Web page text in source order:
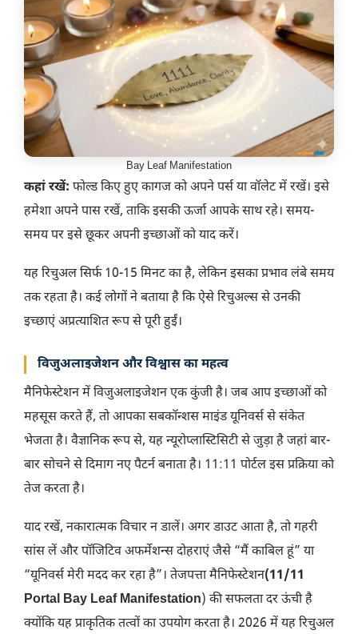
Bay Leaf Manifestation
कहां रखें: फोल्ड किए हुए कागज को अपने पर्स या वॉलेट में रखें। इसे
हमेशा अपने पास रखें, ताकि इसकी ऊर्जा आपके साथ रहे। समय-
समय पर इसे छूकर अपनी इच्छाओं को याद करें।
यह रिचुअल सिर्फ 10-15 मिनट का है, लेकिन इसका प्रभाव लंबे समय
तक रहता है। कई लोगों ने बताया है कि ऐसे रिचुअल्स से उनकी
इच्छाएं अप्रत्याशित रूप से पूरी हुईं।
विजुअलाइजेशन और विश्वास का महत्व
मैनिफेस्टेशन में विजुअलाइजेशन एक कुंजी है। जब आप इच्छाओं को
महसूस करते हैं, तो आपका सबकॉन्शस माइंड यूनिवर्स से संकेत
भेजता है। वैज्ञानिक रूप से, यह न्यूरोप्लास्टिसिटी से जुड़ा है जहां बार-
बार सोचने से दिमाग नए पैटर्न बनाता है। 11:11 पोर्टल इस प्रक्रिया को
तेज करता है।
याद रखें, नकारात्मक विचार न डालें। अगर डाउट आता है, तो गहरी
सांस लें और पॉजिटिव अफर्मेशन्स दोहराएं जैसे “मैं काबिल हूं” या
“यूनिवर्स मेरी मदद कर रहा है”। तेजपत्ता मैनिफेस्टेशन(11/11
Portal Bay Leaf Manifestation) की सफलता दर ऊंची है
क्योंकि यह प्राकृतिक तत्वों का उपयोग करता है। 2026 में यह रिचुअल